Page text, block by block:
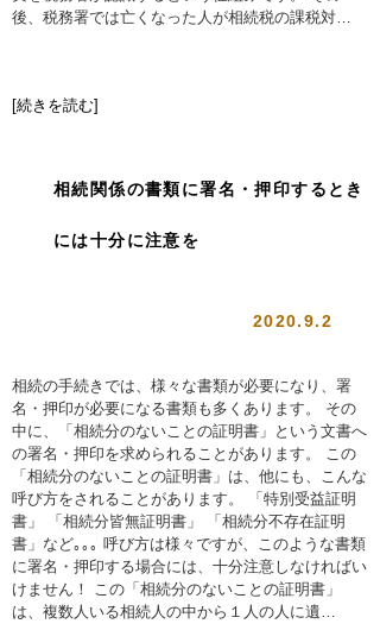
後、税務署では亡くなった人が相続税の課税対…
[続きを読む]
相続関係の書類に署名・押印するとき
には十分に注意を
2020.9.2
相続の手続きでは、様々な書類が必要になり、署
名・押印が必要になる書類も多くあります。 その
中に、「相続分のないことの証明書」という文書へ
の署名・押印を求められることがあります。 この
「相続分のないことの証明書」は、他にも、こんな
呼び方をされることがあります。 「特別受益証明
書」 「相続分皆無証明書」 「相続分不存在証明
書」など｡｡｡ 呼び方は様々ですが、このような書類
に署名・押印する場合には、十分注意しなければい
けません！ この「相続分のないことの証明書」
は、複数人いる相続人の中から１人の人に遺…